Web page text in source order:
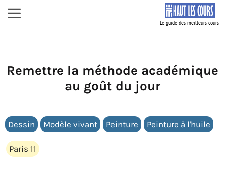
Aller
au
Menu
Remettre la méthode académique
au goût du jour
Dessin Modèle vivant Peinture Peinture à l'huile
Paris 11